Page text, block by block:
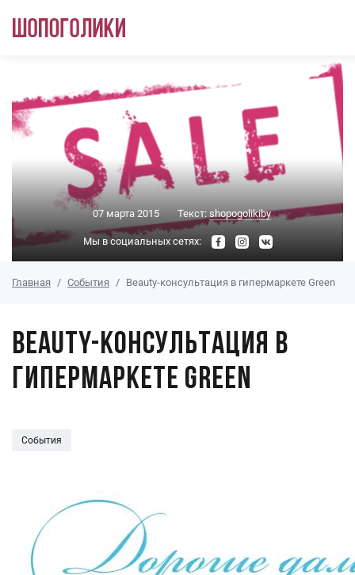
07 марта 2015 Текст: shopogolikiby
Мы в социальных сетях:
Главная События Beauty-консультация в гипермаркете Green
Beauty-консультация в
гипермаркете Green
События